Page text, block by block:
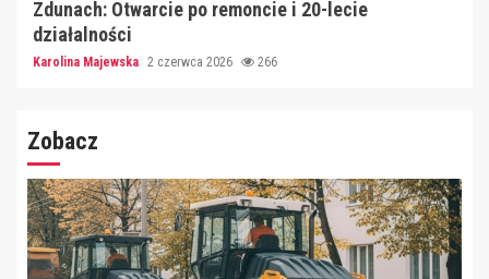
Zdunach: Otwarcie po remoncie i 20-lecie
działalności
Karolina Majewska 2 czerwca 2026 266
Zobacz